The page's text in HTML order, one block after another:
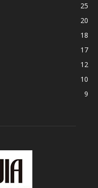
25
20
18
17
12
10
9